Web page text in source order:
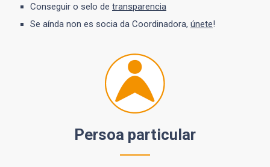
Conseguir o selo de transparencia
Se aínda non es socia da Coordinadora, únete!
Persoa particular